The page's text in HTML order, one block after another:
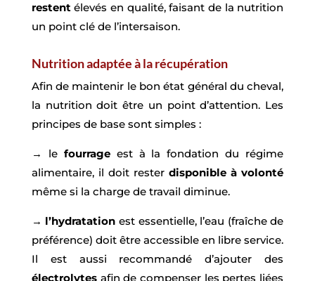
restentélevés en qualité, faisant de la nutrition
un point clé de l’intersaison.
Nutrition adaptée à la récupération
Afin de maintenir le bon état général du cheval,
la nutrition doit être un point d’attention. Les
principes de base sont simples :
→ le fourrageest à la fondation du régime
alimentaire, il doit resterdisponible à volonté
même si la charge de travail diminue.
→ l’hydratation est essentielle, l’eau (fraîche de
préférence) doit être accessible en libre service.
Il est aussi recommandé d’ajouter des
électrolytesafin de compenser les pertes liées